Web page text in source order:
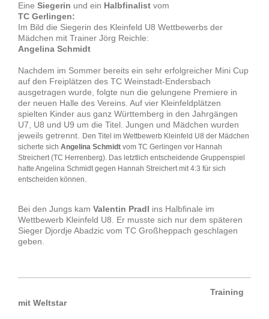
Eine Siegerin und ein Halbfinalist vom
TC Gerlingen:
Im Bild die Siegerin des Kleinfeld U8 Wettbewerbs der
Mädchen mit Trainer Jörg Reichle:
Angelina Schmidt
Nachdem im Sommer bereits ein sehr erfolgreicher Mini Cup
auf den Freiplätzen des TC Weinstadt-Endersbach
ausgetragen wurde, folgte nun die gelungene Premiere in
der neuen Halle des Vereins. Auf vier Kleinfeldplätzen
spielten Kinder aus ganz Württemberg in den Jahrgängen
U7, U8 und U9 um die Titel. Jungen und Mädchen wurden
jeweils getrennt.
Den Titel im Wettbewerb Kleinfeld U8 der Mädchen
sicherte sich Angelina Schmidt vom TC Gerlingen vor Hannah
Streichert (TC Herrenberg). Das letztlich entscheidende Gruppenspiel
hatte Angelina Schmidt gegen Hannah Streichert mit 4:3 für sich
entscheiden können
Bei den Jungs kam Valentin Pradl ins Halbfinale im
Wettbewerb Kleinfeld U8. Er musste sich nur dem späteren
Sieger Djordje Abadzic vom TC Großheppach geschlagen
geben.
Training
mit Weltstar